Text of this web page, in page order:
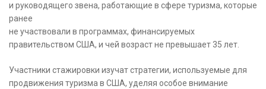
и руководящего звена, работающие в сфере туризма, которые
ранее
не участвовали в программах, финансируемых
правительством США, и чей возраст не превышает 35 лет.
Участники стажировки изучат стратегии, используемые для
продвижения туризма в США, уделяя особое внимание